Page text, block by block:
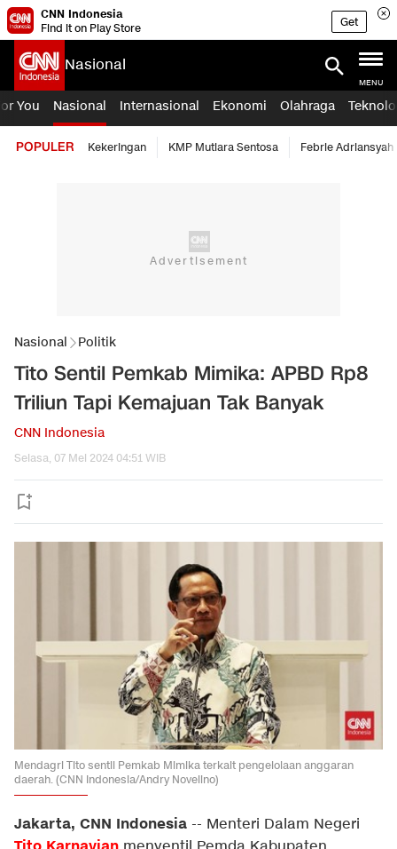
CNN Indonesia
Find it on Play Store
Get
Nasional
MENU
You Nasional Internasional Ekonomi Olahraga
POPULER Kekeringan KMP Mutiara Sentosa Febrie Adriansyah
Nasional Politik
Tito Sentil Pemkab Mimika: APBD Rp8
Triliun Tapi Kemajuan Tak Banyak
CNN Indonesia
Selasa, 07 Mei 2024 04:51 WIB
Mendagri Tito sentil Pemkab Mimika terkait pengelolaan anggaran
daerah. (CNN Indonesia/Andry Novelino)
Jakarta, CNN Indonesia -- Menteri Dalam Negeri